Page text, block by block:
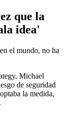
que la
idea'
el mundo, no ha
Michael
de seguridad
la medida,